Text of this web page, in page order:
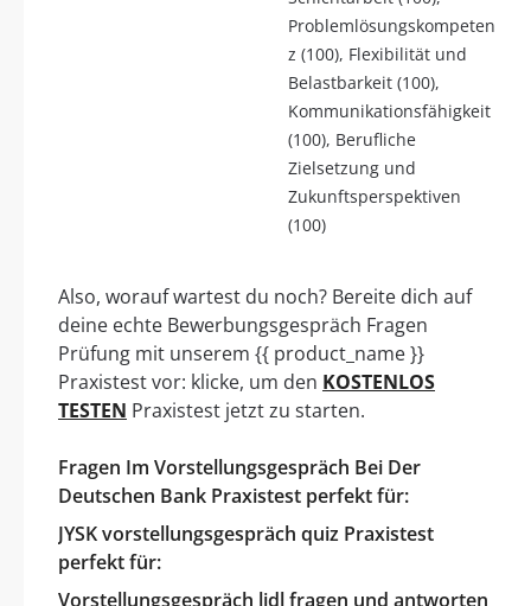
Problemlösungskompeten
z (100), Flexibilität und
Belastbarkeit (100),
Kommunikationsfähigkeit
(100), Berufliche
Zielsetzung und
Zukunftsperspektiven
(100)
Also, worauf wartest du noch? Bereite dich auf
deine echte Bewerbungsgespräch Fragen
Prüfung mit unserem {{ product_name }}
Praxistest vor: klicke, um den KOSTENLOS
TESTEN Praxistest jetzt zu starten.
Fragen Im Vorstellungsgespräch Bei Der
Deutschen Bank Praxistest perfekt für:
JYSK vorstellungsgespräch quiz Praxistest
perfekt für:
Vorstellungsgespräch lidl fragen und antworten